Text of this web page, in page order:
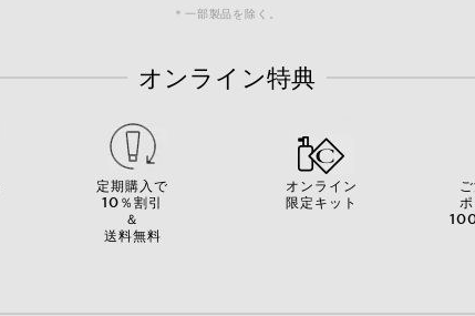
＊一部製品を除く。
オンライン特典
定期購入で
10％割引
＆
送料無料
オンライン
限定キット